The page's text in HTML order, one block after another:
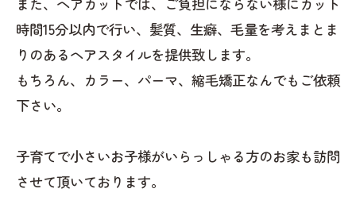
時間15分以内で行い、髪質、生癖、毛量を考えまとま
りのあるヘアスタイルを提供致します。
もちろん、カラー、パーマ、縮毛矯正なんでもご依頼
下さい。
子育てで小さいお子様がいらっしゃる方のお家も訪問
させて頂いております。